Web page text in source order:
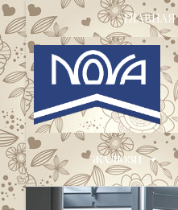
ГЛАВНАЯ
ЖАЛЮЗИ